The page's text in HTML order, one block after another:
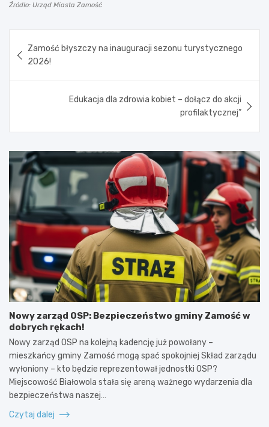
Źródło: Urząd Miasta Zamość
wpisu
Zamość błyszczy na inauguracji sezonu turystycznego
2026!
Edukacja dla zdrowia kobiet – dołącz do akcji
profilaktycznej”
Nowy zarząd OSP: Bezpieczeństwo gminy Zamość w
dobrych rękach!
Nowy zarząd OSP na kolejną kadencję już powołany –
mieszkańcy gminy Zamość mogą spać spokojniej Skład zarządu
wyłoniony – kto będzie reprezentował jednostki OSP?
Miejscowość Białowola stała się areną ważnego wydarzenia dla
bezpieczeństwa naszej…
Czytaj dalej